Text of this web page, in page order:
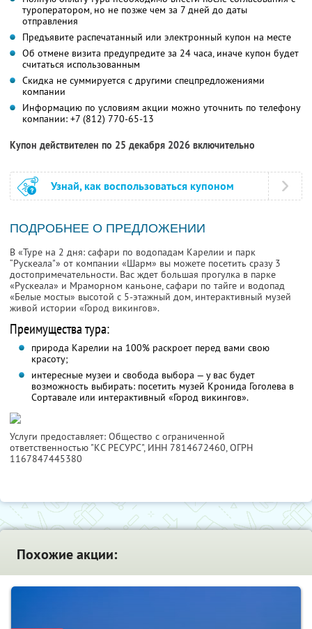
туроператором, но не позже чем за 7 дней до даты
отправления
Предъявите распечатанный или электронный купон на месте
Об отмене визита предупредите за 24 часа, иначе купон будет
считаться использованным
Скидка не суммируется с другими спецпредложениями
компании
Информацию по условиям акции можно уточнить по телефону
компании: +7 (812) 770-65-13
Купон действителен по 25 декабря 2026 включительно
Узнай, как воспользоваться купоном
ПОДРОБНЕЕ О ПРЕДЛОЖЕНИИ
В «Туре на 2 дня: сафари по водопадам Карелии и парк
“Рускеала"» от компании «Шарм» вы можете посетить сразу 3
достопримечательности. Вас ждет большая прогулка в парке
«Рускеала» и Мраморном каньоне, сафари по тайге и водопад
«Белые мосты» высотой с 5-этажный дом, интерактивный музей
живой истории «Город викингов».
Преимущества тура:
природа Карелии на 100% раскроет перед вами свою
красоту;
интересные музеи и свобода выбора — у вас будет
возможность выбирать: посетить музей Кронида Гоголева в
Сортавале или интерактивный «Город викингов».
Услуги предоставляет: Общество с ограниченной
ответственностью "КС РЕСУРС", ИНН 7814672460, ОГРН
1167847445380
Похожие акции: